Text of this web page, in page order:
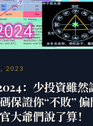
2023
：少投資雖然
保證你“不敗”
大爺們說了算！